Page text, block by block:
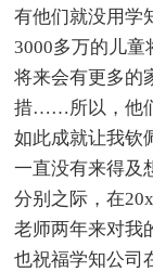
有他们就没用学
3000多万的儿童
将来会有更多的
措……所以，他
如此成就让我钦
一直没有来得及
分别之际，在
老师两年来对我
也祝福学知公司